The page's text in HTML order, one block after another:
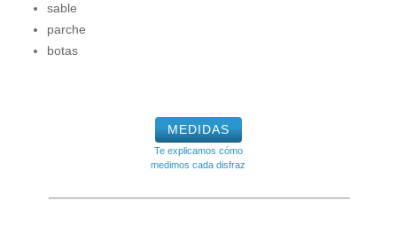
sable
parche
botas
MEDIDAS
Te explicamos cómo
medimos cada disfraz